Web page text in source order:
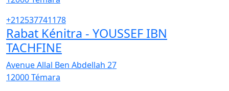
+212537741178
Rabat Kénitra - YOUSSEF IBN
TACHFINE
Avenue Allal Ben Abdellah 27
12000Témara